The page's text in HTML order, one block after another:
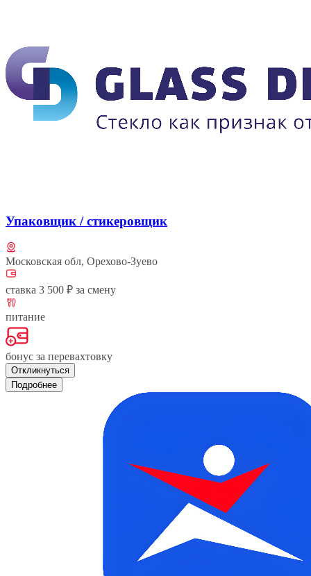
Упаковщик / стикеровщик
Московская обл, Орехово-Зуево
ставка 3 500 ₽ за смену
питание
бонус за перевахтовку
Откликнуться
Подробнее